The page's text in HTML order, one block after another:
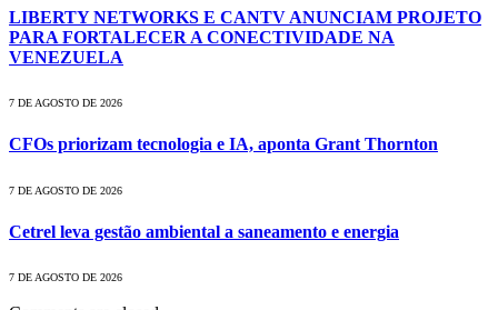
LIBERTY NETWORKS E CANTV ANUNCIAM PROJETO
PARA FORTALECER A CONECTIVIDADE NA
VENEZUELA
7 DE AGOSTO DE 2026
CFOs priorizam tecnologia e IA, aponta Grant Thornton
7 DE AGOSTO DE 2026
Cetrel leva gestão ambiental a saneamento e energia
7 DE AGOSTO DE 2026